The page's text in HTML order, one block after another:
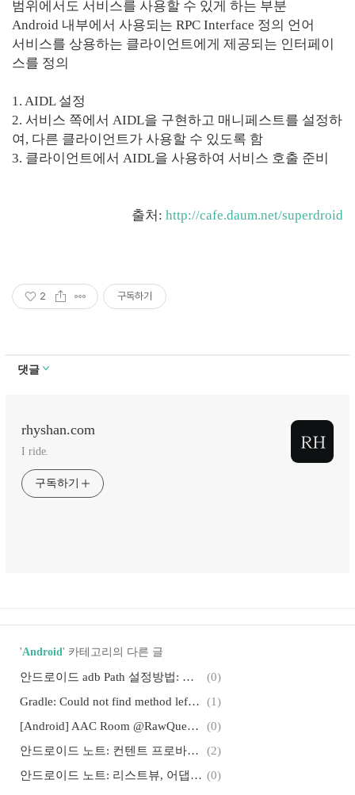
범위에서도 서비스를 사용할 수 있게 하는 부분
Android 내부에서 사용되는 RPC Interface 정의 언어
서비스를 상용하는 클라이언트에게 제공되는 인터페이
스를 정의
1. AIDL 설정
2. 서비스 쪽에서 AIDL을 구현하고 매니페스트를 설정하
여, 다른 클라이언트가 사용할 수 있도록 함
3. 클라이언트에서 AIDL을 사용하여 서비스 호출 준비
출처: http://cafe.daum.net/superdroid
2 구독하기
댓글
rhyshan.com
I ride.
구독하기
'Android' 카테고리의 다른 글
안드로이드 adb Path 설정방법: %ANDROID_HOME%\platform-tools 환경변수
(0)
Gradle: Could not find method leftShift() for arguments on task ':clean' of type org.gradle.api.DefaultTask.
(1)
[Android] AAC Room @RawQuery: SimpleSQLiteQuery with SELECT projection, WHERE selection
(0)
안드로이드 노트: 컨텐트 프로바이더(CP), 컨텐트 리졸버(CR), 컨텐트 옵저버(CO), 복수/단수 URI
(2)
안드로이드 노트: 리스트뷰, 어댑터, 어댑터뷰, 겟뷰, 오버스크롤 (0)